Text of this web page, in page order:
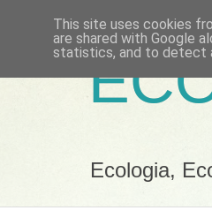
Ecologia,
This site uses cookies
are shared with Google
statistics, and to detect